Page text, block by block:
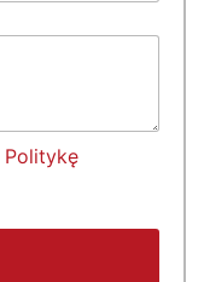
Politykę